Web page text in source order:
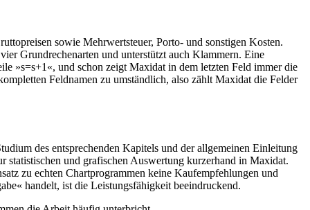
sowie Mehrwertsteuer, Porto- und sonstigen Kosten.
Grundrechenarten und unterstützt auch Klammern. Eine
»s=s+1«, und schon zeigt Maxidat in dem letzten Feld immer die
Feldnamen zu umständlich, also zählt Maxidat die Felder
des entsprechenden Kapitels und der allgemeinen Einleitung
statistischen und grafischen Auswertung kurzerhand in Maxidat.
zu echten Chartprogrammen keine Kaufempfehlungen und
handelt, ist die Leistungsfähigkeit beeindruckend.